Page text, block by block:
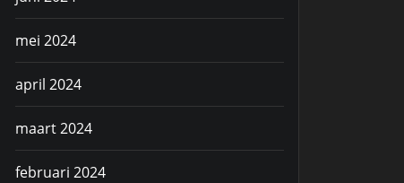
mei 2024
april 2024
maart 2024
februari 2024